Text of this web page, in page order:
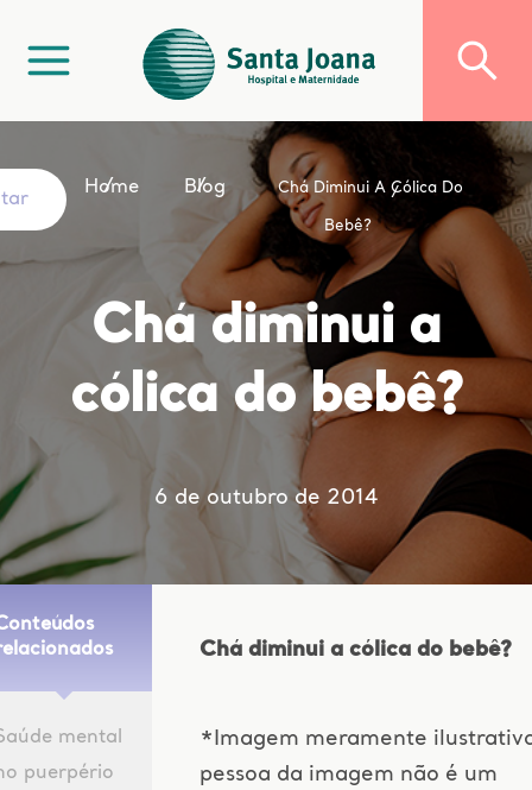
Home Blog Chá Diminui A Cólica Do
Bebê?
Chá diminui a
cólica do bebê?
6 de outubro de 2014
mental
puerpério
Chá diminui a cólica do bebê?
*Imagem meramente
pessoa da imagem não é um